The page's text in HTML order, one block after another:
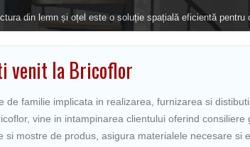
acum...
venit la Bricoflor
familie implicata in realizarea, furnizarea si
vine in intampinarea clientului oferind consiliere
mostre de produs, asigura materialele necesare si